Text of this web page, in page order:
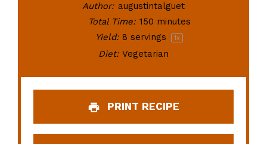
Author: augustintalguet
Total Time: 150 minutes
Yield: 8 servings 1x
Diet: Vegetarian
PRINT RECIPE